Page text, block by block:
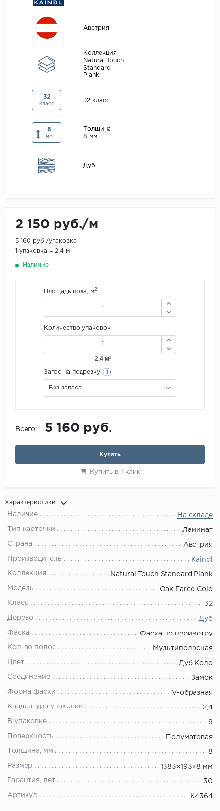
Австрия
Коллекция
Natural Touch
Standard
Plank
32
класс
32 класс
8
мм
Толщина
8 мм
Дуб
2 150 руб./м
5 160 руб./упаковка
1 упаковка = 2.4 м
Наличие
Площадь пола, м2
Количество упаковок:
Запас на подрезку i
Без запаса
Всего: 5 160 руб.
Купить
Купить в 1 клик
Характеристики
Наличие На складе
Тип карточки Ламинат
Страна Австрия
Производитель Kaindl
Коллекция Natural Touch Standard Plank
Модель Oak Farco Colo
Класс 32
Дерево Дуб
Фаска Фаска по периметру
Кол-во полос Мультиполосная
Цвет Дуб Коло
Соединение Замок
Форма фаски V-образная
Квадратура упаковки 2,4
В упаковке 9
Поверхность Полуматовая
Толщина, мм 8
Размер 1383×193×8 мм
Гарантия, лет 30
Артикул K4364